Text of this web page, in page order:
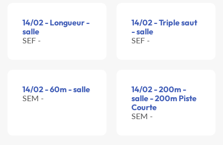
14/02 - Longueur -
salle
SEF -
14/02 - Triple saut
- salle
SEF -
14/02 - 60m - salle
SEM -
14/02 - 200m -
salle - 200m Piste
Courte
SEM -